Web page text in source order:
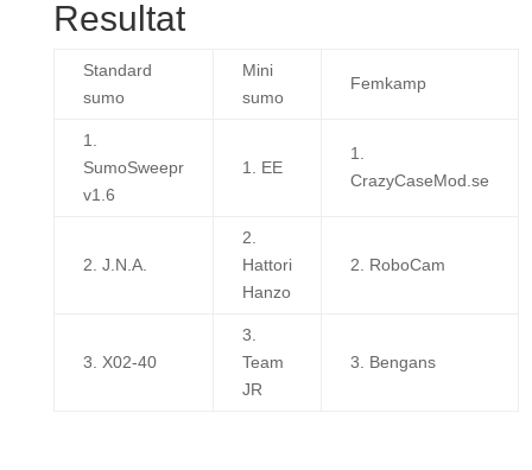
Resultat
Standard
sumo
Mini
sumo
Femkamp
1.
SumoSweepr
v1.6
1. EE
1.
CrazyCaseMod.se
2. J.N.A.
2.
Hattori
Hanzo
2. RoboCam
3. X02-40
3.
Team
JR
3. Bengans